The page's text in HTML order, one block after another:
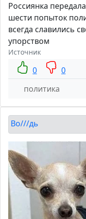
Россиянка
шести попыток
всегда славились
упорством
Источник
0 0
политика
Во///дь